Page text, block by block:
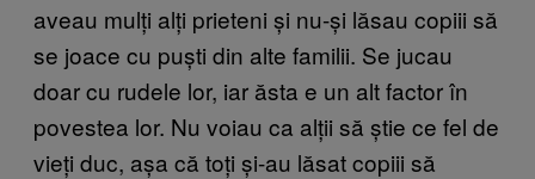
aveau mulți alți prieteni și nu-și lăsau copiii să
se joace cu puști din alte familii. Se jucau
doar cu rudele lor, iar ăsta e un alt factor în
povestea lor. Nu voiau ca alții să știe ce fel de
vieți duc, așa că toți și-au lăsat copiii să